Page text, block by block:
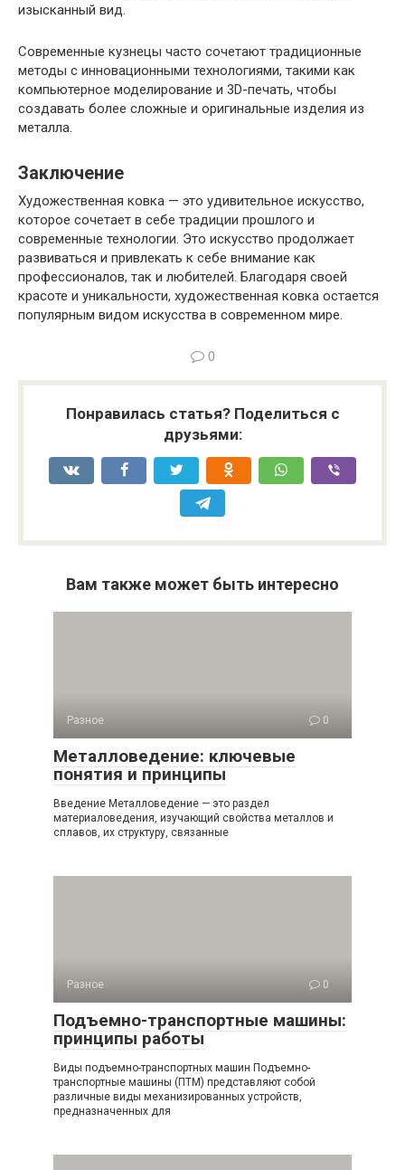
изысканный вид.
Современные кузнецы часто сочетают традиционные
методы с инновационными технологиями, такими как
компьютерное моделирование и 3D-печать, чтобы
создавать более сложные и оригинальные изделия из
металла.
Заключение
Художественная ковка — это удивительное искусство,
которое сочетает в себе традиции прошлого и
современные технологии. Это искусство продолжает
развиваться и привлекать к себе внимание как
профессионалов, так и любителей. Благодаря своей
красоте и уникальности, художественная ковка остается
популярным видом искусства в современном мире.
0
Понравилась статья? Поделиться с
друзьями:
Вам также может быть интересно
Разное 0
Металловедение: ключевые
понятия и принципы
Введение Металловедение — это раздел
материаловедения, изучающий свойства металлов и
сплавов, их структуру, связанные
Разное 0
Подъемно-транспортные машины:
принципы работы
Виды подъемно-транспортных машин Подъемно-
транспортные машины (ПТМ) представляют собой
различные виды механизированных устройств,
предназначенных для